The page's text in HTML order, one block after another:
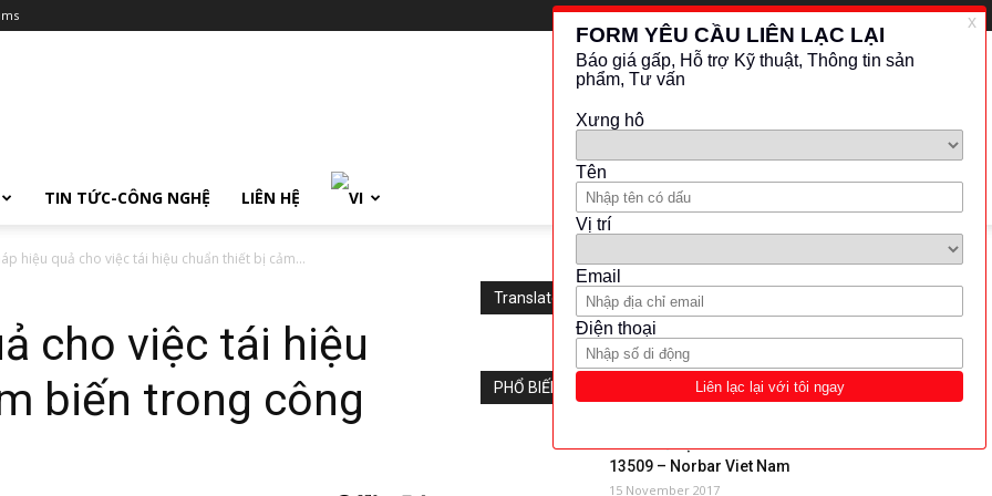
TIN TỨC-CÔNG NGHỆ LIÊN HỆ
hiệu quả cho việc tái hiệu chuẩn thiết bị cảm...
cho việc tái hiệu
biến trong công
Translate this website
PHỔ BIẾN
13509 – Norbar Viet Nam
15 November 2017